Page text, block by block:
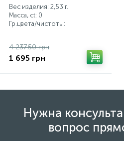
Вес изделия: 2,53 г.
Масса, ct: 0
Гр.цвета/чистоты:
4 237.50 грн
1 695 грн
Нужна
вопрос